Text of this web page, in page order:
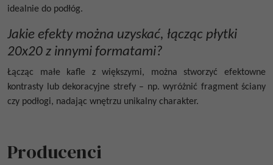
idealnie do podłóg.
Jakie efekty można uzyskać, łącząc płytki
20x20 z innymi formatami?
Łącząc małe kafle z większymi, można stworzyć efektowne
kontrasty lub dekoracyjne strefy – np. wyróżnić fragment ściany
czy podłogi, nadając wnętrzu unikalny charakter.
Producenci